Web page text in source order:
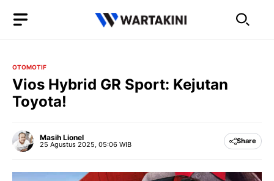
OTOMOTIF
Vios Hybrid GR Sport: Kejutan
Toyota!
Masih Lionel
25 Agustus 2025, 05:06 WIB Share